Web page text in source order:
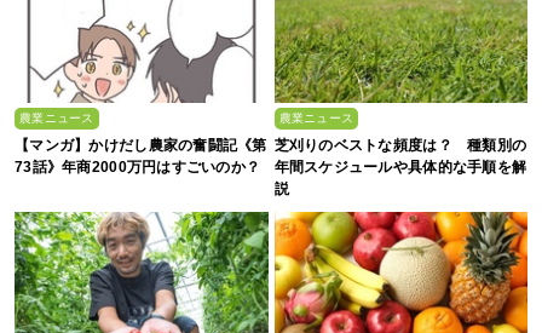
農業ニュース
【マンガ】かけだし農家の奮闘記《第
73話》年商2000万円はすごいのか？
農業ニュース
芝刈りのベストな頻度は？ 種類別の
年間スケジュールや具体的な手順を解
説